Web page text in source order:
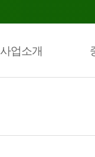
사업소개